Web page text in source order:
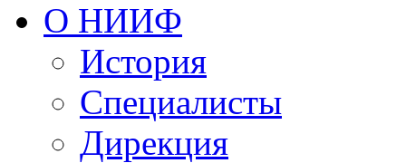
О НИИФ
История
Специалисты
Дирекция